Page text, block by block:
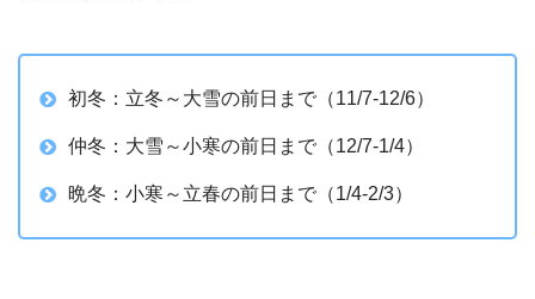
初冬：立冬～大雪の前日まで（11/7-12/6）
仲冬：大雪～小寒の前日まで（12/7-1/4）
晩冬：小寒～立春の前日まで（1/4-2/3）